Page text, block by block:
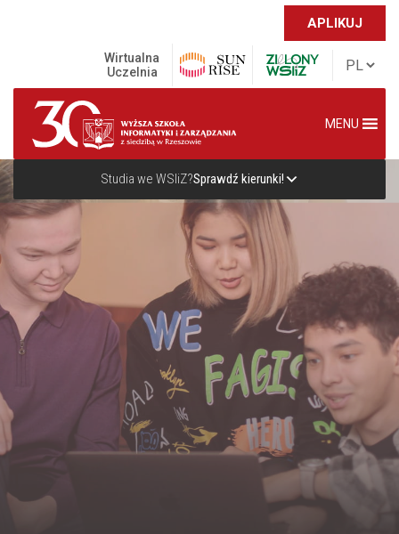
APLIKUJ
Wirtualna
Uczelnia
MENU
Studia we WSIiZ?Sprawdź kierunki!